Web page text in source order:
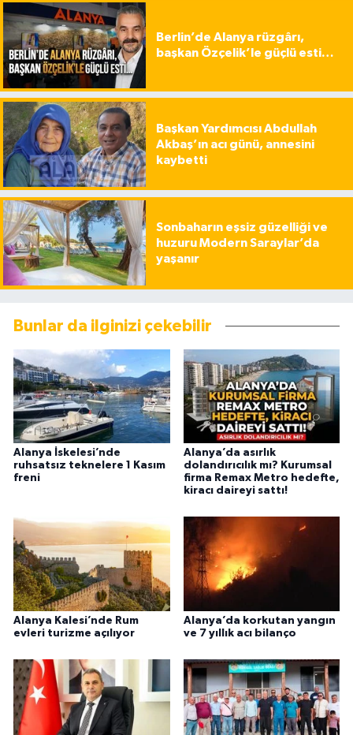
Berlin’de Alanya rüzgârı,
başkan Özçelik’le güçlü esti…
Başkan Yardımcısı Abdullah
Akbaş’ın acı günü, annesini
kaybetti
Sonbaharın eşsiz güzelliği ve
huzuru Modern Saraylar’da
yaşanır
Bunlar da ilginizi çekebilir
Alanya İskelesi’nde
ruhsatsız teknelere 1 Kasım
freni
Alanya’da asırlık
dolandırıcılık mı? Kurumsal
firma Remax Metro hedefte,
kiracı daireyi sattı!
Alanya Kalesi’nde Rum
evleri turizme açılıyor
Alanya’da korkutan yangın
ve 7 yıllık acı bilanço